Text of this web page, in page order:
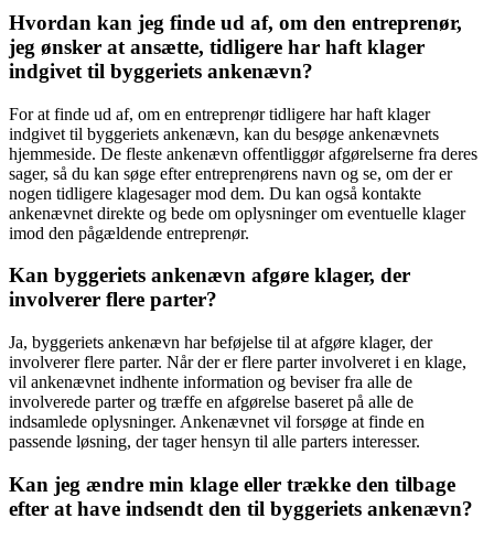
Hvordan kan jeg finde ud af, om den entreprenør,
jeg ønsker at ansætte, tidligere har haft klager
indgivet til byggeriets ankenævn?
For at finde ud af, om en entreprenør tidligere har haft klager
indgivet til byggeriets ankenævn, kan du besøge ankenævnets
hjemmeside. De fleste ankenævn offentliggør afgørelserne fra deres
sager, så du kan søge efter entreprenørens navn og se, om der er
nogen tidligere klagesager mod dem. Du kan også kontakte
ankenævnet direkte og bede om oplysninger om eventuelle klager
imod den pågældende entreprenør.
Kan byggeriets ankenævn afgøre klager, der
involverer flere parter?
Ja, byggeriets ankenævn har beføjelse til at afgøre klager, der
involverer flere parter. Når der er flere parter involveret i en klage,
vil ankenævnet indhente information og beviser fra alle de
involverede parter og træffe en afgørelse baseret på alle de
indsamlede oplysninger. Ankenævnet vil forsøge at finde en
passende løsning, der tager hensyn til alle parters interesser.
Kan jeg ændre min klage eller trække den tilbage
efter at have indsendt den til byggeriets ankenævn?